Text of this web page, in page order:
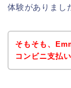
体験がありまし
そもそも、
コンビニ支払